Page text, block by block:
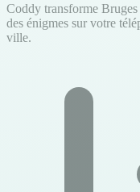
Coddy transforme
des énigmes sur votre
ville.